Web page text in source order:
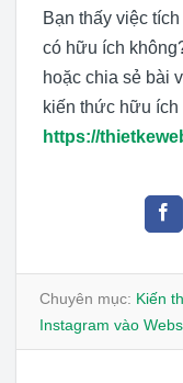
Bạn thấy việc
có hữu ích
hoặc chia sẻ bài
kiến thức hữu ích
https://
Chuyên mục: Kiến
Instagram vào